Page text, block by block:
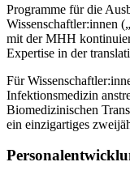
Programme für die
Wissenschaftler:innen
mit der MHH
Expertise in der
Für
Infektionsmedizin
Biomedizinischen
ein einzigartiges